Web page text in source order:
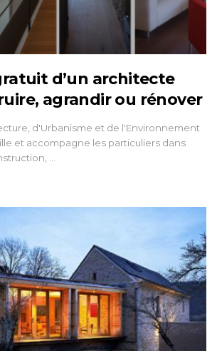
d’un architecte
agrandir ou rénover
d'Urbanisme et de l'Environnement
et accompagne les particuliers dans
…